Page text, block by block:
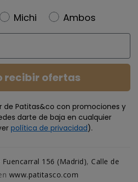
Michi
Ambos
recibir ofertas
de Patitas&co con promociones y
darte de baja en cualquier
política de privacidad).
Fuencarral 156 (Madrid), Calle de
www.patitasco.com